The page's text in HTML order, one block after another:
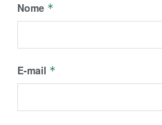
Nome *
E-mail *